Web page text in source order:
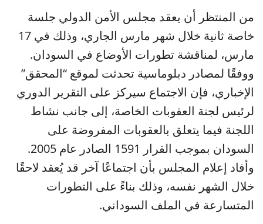
من المنتظر أن يعقد مجلس الأمن الدولي جلسة
خاصة ثانية خلال شهر مارس الجاري، وذلك في 17
مارس، لمناقشة تطورات الأوضاع في السودان.
ووفقًا لمصادر دبلوماسية تحدثت لموقع “المحقق”
الإخباري، فإن الاجتماع سيركز على التقرير الدوري
لرئيس لجنة العقوبات الخاصة، إلى جانب نشاط
اللجنة فيما يتعلق بالعقوبات المفروضة على
السودان بموجب القرار 1591 الصادر عام 2005.
وأفاد إعلام المجلس بأن اجتماعًا آخر قد يُعقد لاحقًا
خلال الشهر نفسه، وذلك بناءً على التطورات
المتسارعة في الملف السوداني.